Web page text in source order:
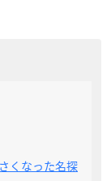
くなった名探